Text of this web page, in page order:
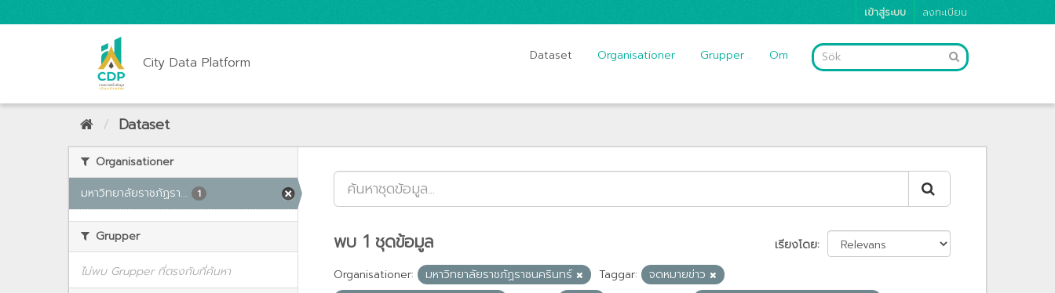
เข้าสู่ระบบ ลงทะเบียน
City Data Platform Dataset Organisationer Grupper Om
Dataset
Organisationer
มหาวิทยาลัยราชภัฏรา...
1
Grupper
ไม่พบ Grupper ที่ตรงกับที่ค้นหา
เรียงโดย
พบ 1 ชุดข้อมูล
Organisationer: มหาวิทยาลัยราชภัฏราชนครินทร์ Taggar:
จดหมายข่าว